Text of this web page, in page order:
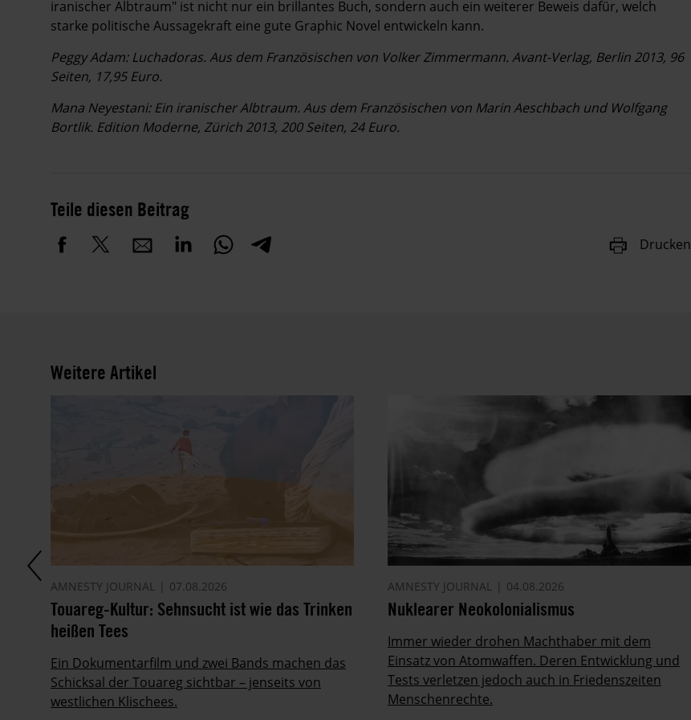
iranischer Albtraum" ist nicht nur ein brillantes Buch, sondern auch ein weiterer Beweis dafür, welch
starke politische Aussagekraft eine gute Graphic Novel entwickeln kann.
Peggy Adam: Luchadoras. Aus dem Französischen von Volker Zimmermann. Avant-Verlag, Berlin 2013, 96
Seiten, 17,95 Euro.
Mana Neyestani: Ein iranischer Albtraum. Aus dem Französischen von Marin Aeschbach und Wolfgang
Bortlik. ­Edition Moderne, Zürich 2013, 200 Seiten, 24 Euro.
Teile diesen Beitrag
Drucken
Weitere Artikel
AMNESTY JOURNAL 07.08.2026
Touareg-Kultur: Sehnsucht ist wie das Trinken
heißen Tees
Ein Dokumentarfilm und zwei Bands machen das
Schicksal der Touareg sichtbar – jenseits von
westlichen Klischees.
AMNESTY JOURNAL 04.08.2026
Nuklearer Neokolonialismus
Immer wieder drohen Machthaber mit dem
Einsatz von Atomwaffen. Deren Entwicklung und
Tests verletzen jedoch auch in Friedenszeiten
Menschenrechte.